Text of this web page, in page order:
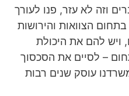
וזה לא עזר, פנו לעורך
בתחום הצוואות והירושות
ויש להם את היכולת
– לסיים את הסכסוך
עוסק שנים רבות